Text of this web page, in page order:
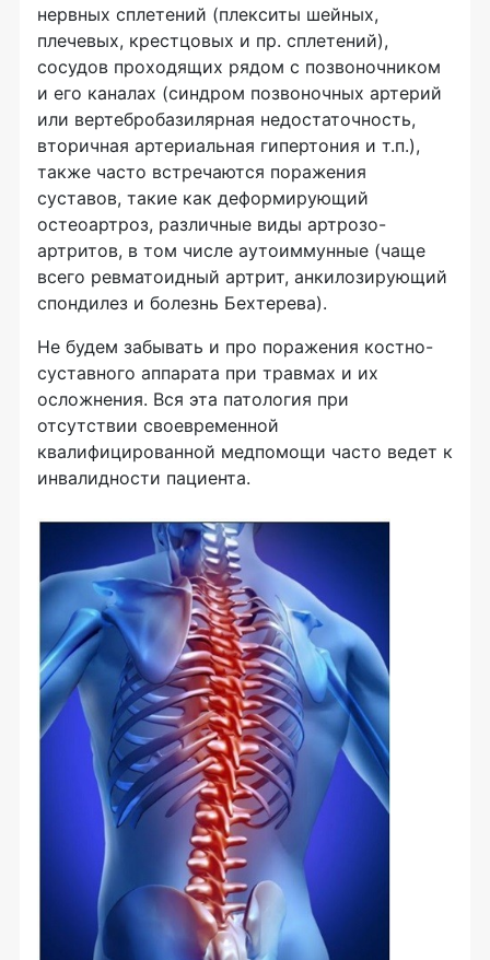
нервных сплетений (плекситы шейных,
плечевых, крестцовых и пр. сплетений),
сосудов проходящих рядом с позвоночником
и его каналах (синдром позвоночных артерий
или вертебробазилярная недостаточность,
вторичная артериальная гипертония и т.п.),
также часто встречаются поражения
суставов, такие как деформирующий
остеоартроз, различные виды артрозо-
артритов, в том числе аутоиммунные (чаще
всего ревматоидный артрит, анкилозирующий
спондилез и болезнь Бехтерева).
Не будем забывать и про поражения костно-
суставного аппарата при травмах и их
осложнения. Вся эта патология при
отсутствии своевременной
квалифицированной медпомощи часто ведет к
инвалидности пациента.